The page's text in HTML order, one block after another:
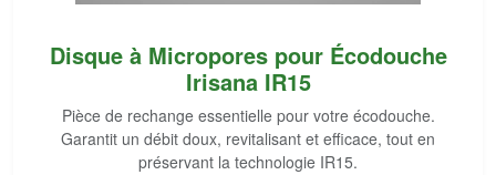
Disque à Micropores pour Écodouche
Irisana IR15
Pièce de rechange essentielle pour votre écodouche.
Garantit un débit doux, revitalisant et efficace, tout en
préservant la technologie IR15.